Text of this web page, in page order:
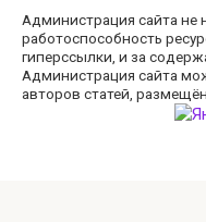
Администрация сайта не
работоспособность
гиперссылки, и за
Администрация сайта
авторов статей,